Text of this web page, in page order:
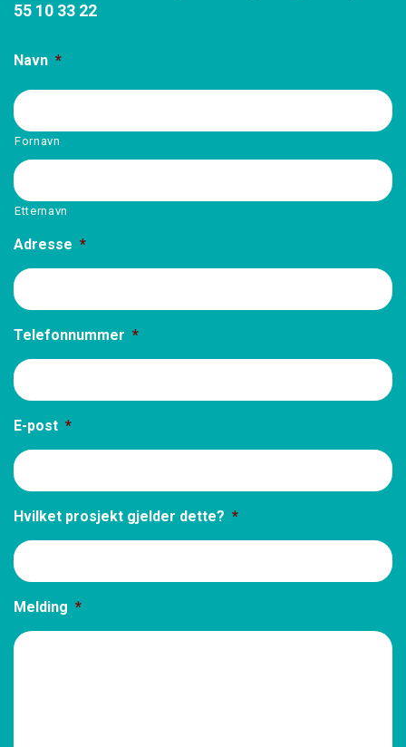
55 10 33 22
Navn *
Fornavn
Etternavn
Adresse *
Telefonnummer *
E-post *
Hvilket prosjekt gjelder dette? *
Melding *